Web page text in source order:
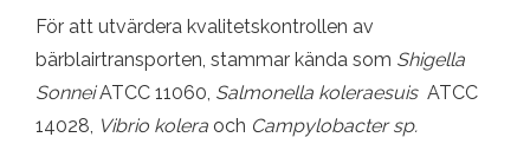
För att utvärdera kvalitetskontrollen av
bärblairtransporten, stammar kända som Shigella
SonneiATCC 11060, Salmonella koleraesuis ATCC
14028, Vibrio kolera och Campylobacter sp.